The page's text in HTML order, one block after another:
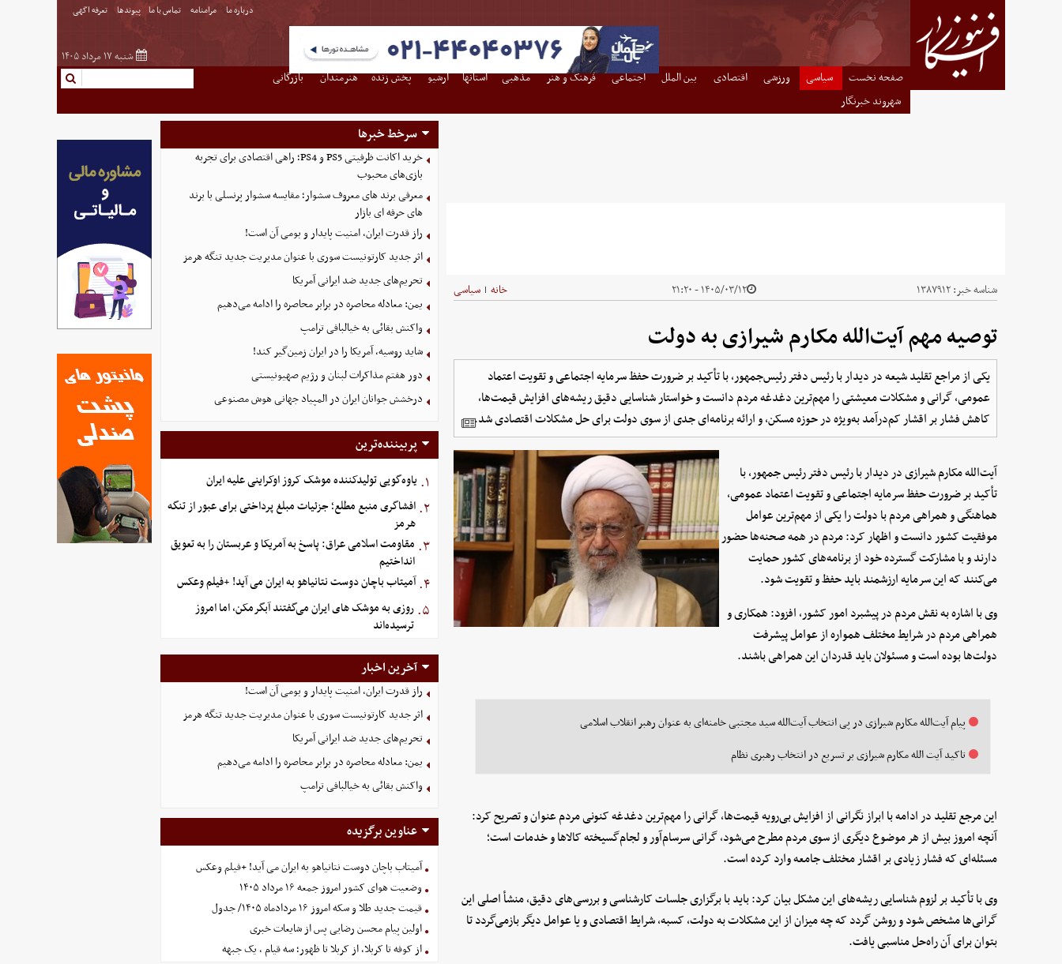
درباره ما مرامنامه تماس با ما پیوندها تعرفه اگهی
شنبه ۱۷ مرداد ۱۴۰۵
صفحه نخست سیاسی ورزشی اقتصادی بین الملل اجتماعی فرهنگ و هنر مذهبی استانها آرشیو پخش زنده هنرمندان
بازرگانی
شهروند خبرنگار
شناسه خبر:۱۳۸۷۹۱۲ ۱۴۰۵/۰۳/۱۲ - ۲۱:۲۰ خانه | سیاسی
توصیه مهم آیت‌الله مکارم شیرازی به دولت
یکی از مراجع تقلید شیعه در دیدار با رئیس دفتر رئیس‌جمهور، با تأکید بر ضرورت حفظ سرمایه اجتماعی و تقویت اعتماد
عمومی، گرانی و مشکلات معیشتی را مهم‌ترین دغدغه مردم دانست و خواستار شناسایی دقیق ریشه‌های افزایش قیمت‌ها،
کاهش فشار بر اقشار کم‌درآمد به‌ویژه در حوزه مسکن، و ارائه برنامه‌ای جدی از سوی دولت برای حل مشکلات اقتصادی شد.
آیت‌الله مکارم شیرازی در دیدار با رئیس دفتر رئیس جمهور، با
تأکید بر ضرورت حفظ سرمایه اجتماعی و تقویت اعتماد عمومی،
هماهنگی و همراهی مردم با دولت را یکی از مهم‌ترین عوامل
موفقیت کشور دانست و اظهار کرد: مردم در همه صحنه‌ها حضور
دارند و با مشارکت گسترده خود از برنامه‌های کشور حمایت
می‌کنند که این سرمایه ارزشمند باید حفظ و تقویت شود.
وی با اشاره به نقش مردم در پیشبرد امور کشور، افزود: همکاری و
همراهی مردم در شرایط مختلف همواره از عوامل پیشرفت
دولت‌ها بوده است و مسئولان باید قدردان این همراهی باشند.
پیام آیت‌الله مکارم شیرازی در پی انتخاب آیت‌الله سید مجتبی خامنه‌ای به عنوان رهبر انقلاب اسلامی
تاکید آیت الله مکارم شیرازی بر تسریع در انتخاب رهبری نظام
این مرجع تقلید در ادامه با ابراز نگرانی از افزایش بی‌رویه قیمت‌ها، گرانی را مهم‌ترین دغدغه کنونی مردم عنوان و تصریح کرد:
آنچه امروز بیش از هر موضوع دیگری از سوی مردم مطرح می‌شود، گرانی سرسام‌آور و لجام‌گسیخته کالاها و خدمات است؛
مسئله‌ای که فشار زیادی بر اقشار مختلف جامعه وارد کرده است.
وی با تأکید بر لزوم شناسایی ریشه‌های این مشکل بیان کرد: باید با برگزاری جلسات کارشناسی و بررسی‌های دقیق، منشأ اصلی این
گرانی‌ها مشخص شود و روشن گردد که چه میزان از این مشکلات به دولت، کسبه، شرایط اقتصادی و یا عوامل دیگر بازمی‌گردد تا
بتوان برای آن راه‌حل مناسبی یافت.
سرخط خبرها
خرید اکانت ظرفیتی PS5 و PS4؛ راهی اقتصادی برای تجربه
بازی‌های محبوب
معرفی برند های معروف سشوار؛ مقایسه سشوار پرنسلی با برند
های حرفه ای بازار
راز قدرت ایران، امنیت پایدار و بومی آن است!
اثر جدید کارتونیست سوری با عنوان مدیریت جدید تنگه هرمز
تحریم‌های جدید ضد ایرانی آمریکا
یمن: معادله محاصره در برابر محاصره را ادامه می‌دهیم
واکنش بقائی به خیالبافی ترامپ
شاید روسیه، آمریکا را در ایران زمین‌گیر کند!
دور هفتم مذاکرات لبنان و رژیم صهیونیستی
درخشش جوانان ایران در المپیاد جهانی هوش مصنوعی
پربیننده‌ترین
۱. یاوه‌گویی تولیدکننده موشک کروز اوکراینی علیه ایران
۲. افشاگری منبع مطلع؛ جزئیات مبلغ پرداختی برای عبور از تنگه
هرمز
۳. مقاومت اسلامی عراق: پاسخ به آمریکا و عربستان را به تعویق
انداختیم
۴. آمیتاب باچان دوست نتانیاهو به ایران می آید! +فیلم وعکس
۵. روزی به موشک‌ های ایران می‌گفتند آبگرمکن، اما امروز
ترسیده‌اند
آخرین اخبار
راز قدرت ایران، امنیت پایدار و بومی آن است!
اثر جدید کارتونیست سوری با عنوان مدیریت جدید تنگه هرمز
تحریم‌های جدید ضد ایرانی آمریکا
یمن: معادله محاصره در برابر محاصره را ادامه می‌دهیم
واکنش بقائی به خیالبافی ترامپ
عناوین برگزیده
آمیتاب باچان دوست نتانیاهو به ایران می آید! +فیلم وعکس
وضعیت هوای کشور امروز جمعه ۱۶ مرداد ۱۴۰۵
قیمت جدید طلا و سکه امروز ۱۶ مردادماه ۱۴۰۵/ جدول
اولین پیام محسن رضایی پس از شایعات خبری
از کوفه تا کربلا، از کربلا تا ظهور؛ سه قیام ، یک جبهه